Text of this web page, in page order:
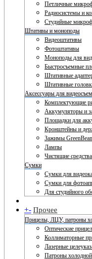
Петличные
Радиосистемы и
Студийные
Штативы и моноподы
Видеоштативы
Фотоштативы
Моноподы для
Быстросъемные
Штативные
Штативные
Аксессуары для
Комплектующие
Аккумуляторы и
Площадки для
Кронштейны и
Зажимы GreenBean
Лампы
Чистящие
Сумки
Сумки для
Сумки для
Для студийного
+- Прочее
Прицелы, ЛЦУ, патроны
Оптические
Коллиматорные
Лазерные
Патроны